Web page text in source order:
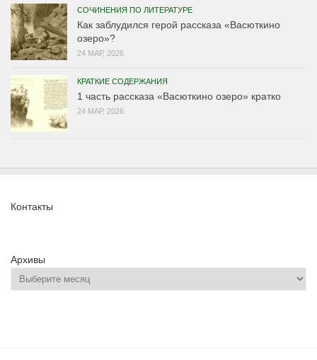
СОЧИНЕНИЯ ПО ЛИТЕРАТУРЕ
Как заблудился герой рассказа «Васюткино
озеро»?
24 МАР, 2026
КРАТКИЕ СОДЕРЖАНИЯ
1 часть рассказа «Васюткино озеро» кратко
24 МАР, 2026
Контакты
Архивы